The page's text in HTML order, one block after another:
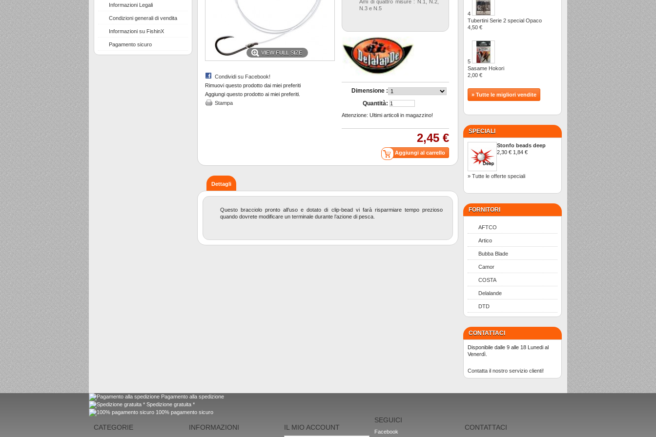
Informazioni Legali
Condizioni generali di vendita
Informazioni su FishinX
Pagamento sicuro
VIEW FULL SIZE
Condividi su Facebook!
Rimuovi questo prodotto dai miei preferiti
Aggiungi questo prodotto ai miei preferiti.
Stampa
Ami di quattro misure : N.1, N.2,
N.3 e N.5
Dimensione :
Quantità:
Attenzione: Ultimi articoli in magazzino!
2,45 €
Dettagli
Questo bracciolo pronto all’uso e dotato di clip-bead vi farà risparmiare tempo prezioso
quando dovrete modificare un terminale durante l’azione di pesca.
4
Tubertini Serie 2 special Opaco
4,50 €
5
Sasame Hokori
2,00 €
» Tutte le migliori vendite
SPECIALI
Stonfo beads deep
2,30 € 1,84 €
» Tutte le offerte speciali
FORNITORI
AFTCO
Artico
Bubba Blade
Camor
COSTA
Delalande
DTD
CONTATTACI
Disponibile dalle 9 alle 18 Lunedi al
Venerdì.
Contatta il nostro servizio clienti!
Pagamento alla spedizione
Spedizione gratuita *
100% pagamento sicuro
CATEGORIE INFORMAZIONI IL MIO ACCOUNT
SEGUICI
Facebook
CONTATTACI